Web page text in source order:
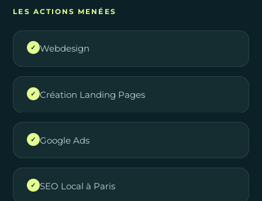
LES ACTIONS MENÉES
✓ Webdesign
✓ Création Landing Pages
✓ Google Ads
✓ SEO Local à Paris